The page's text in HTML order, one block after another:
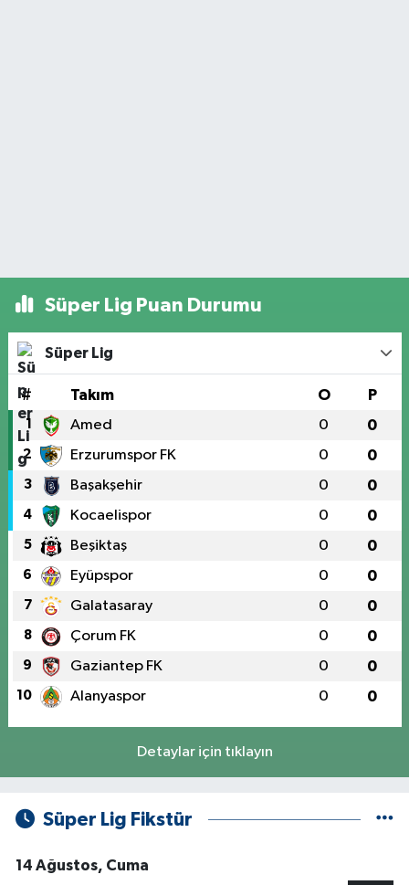
Süper Lig Puan Durumu
Süper Lig
# Takım O P
1 Amed 0 0
2 Erzurumspor FK 0 0
3 Başakşehir 0 0
4 Kocaelispor 0 0
5 Beşiktaş 0 0
6 Eyüpspor 0 0
7 Galatasaray 0 0
8 Çorum FK 0 0
9 Gaziantep FK 0 0
10 Alanyaspor 0 0
Detaylar için tıklayın
Süper Lig Fikstür
14 Ağustos, Cuma